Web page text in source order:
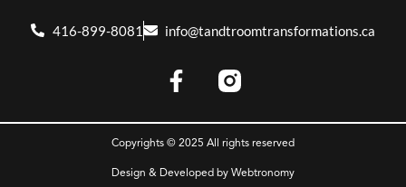
416-899-8081 info@tandtroomtransformations.ca
Copyrights © 2025 All rights reserved
Design & Developed by Webtronomy